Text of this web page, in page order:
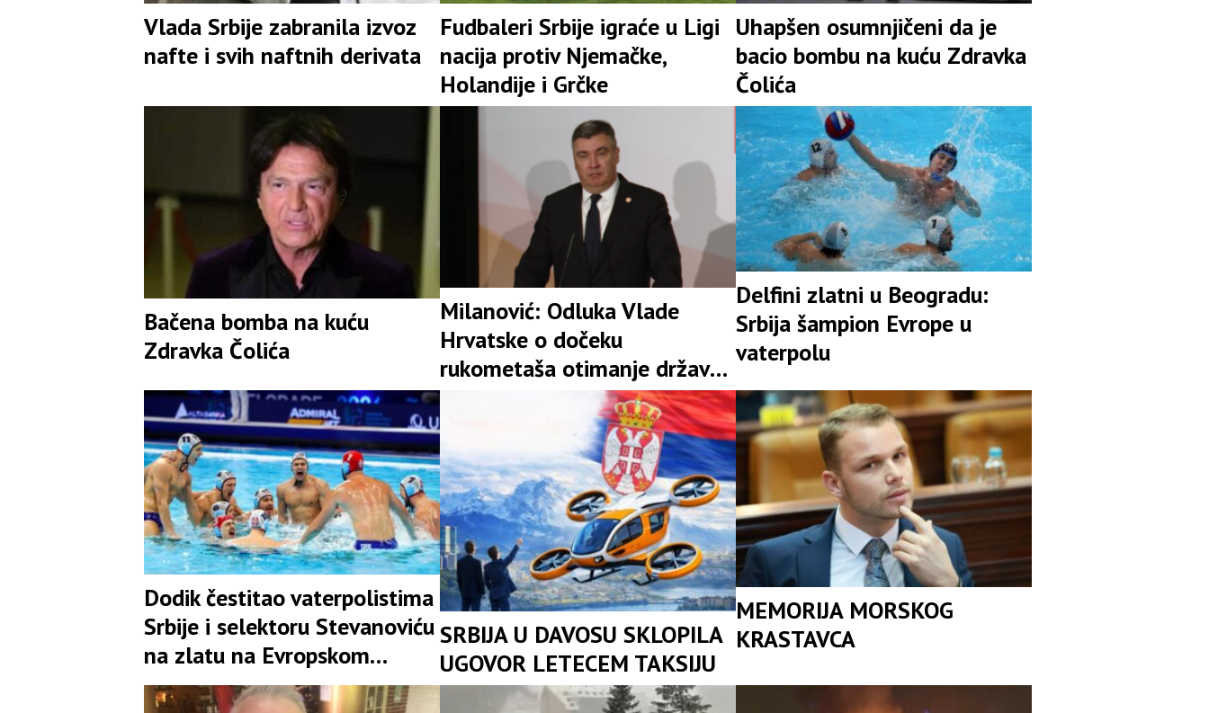
Vlada Srbije zabranila izvoz
nafte i svih naftnih derivata
Fudbaleri Srbije igraće u Ligi
nacija protiv Njemačke,
Holandije i Grčke
Uhapšen osumnjičeni da je
bacio bombu na kuću Zdravka
Čolića
Bačena bomba na kuću
Zdravka Čolića
Milanović: Odluka Vlade
Hrvatske o dočeku
rukometaša otimanje države i
izazivanje podjela
Delfini zlatni u Beogradu:
Srbija šampion Evrope u
vaterpolu
Dodik čestitao vaterpolistima
Srbije i selektoru Stevanoviću
na zlatu na Evropskom
prvenstvu
SRBIJA U DAVOSU SKLOPILA
UGOVOR LETECEM TAKSIJU
MEMORIJA MORSKOG
KRASTAVCA